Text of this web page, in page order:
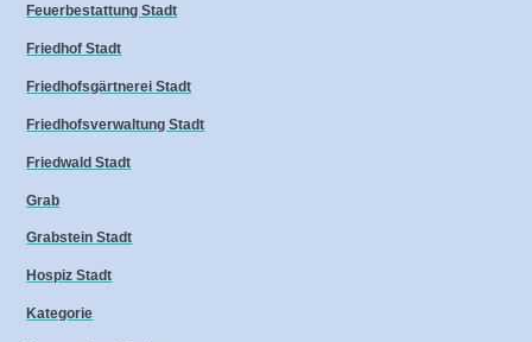
Feuerbestattung Stadt
Friedhof Stadt
Friedhofsgärtnerei Stadt
Friedhofsverwaltung Stadt
Friedwald Stadt
Grab
Grabstein Stadt
Hospiz Stadt
Kategorie